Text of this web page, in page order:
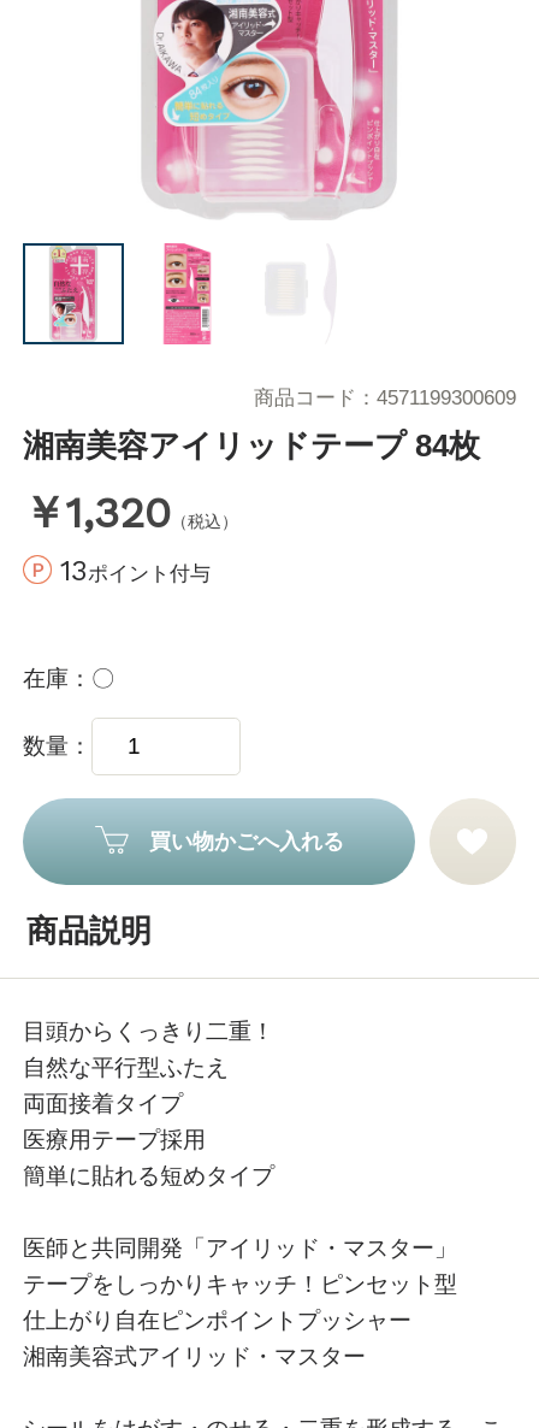
湘南美容アイリッドテープ 84枚
￥1,320 （税込）
13ポイント付与
商品コード 4571199300609
在庫 〇
数量
買い物かごへ入れる
商品説明
目頭からくっきり二重！
自然な平行型ふたえ
両面接着タイプ
医療用テープ採用
簡単に貼れる短めタイプ
医師と共同開発「アイリッド・マスター」
テープをしっかりキャッチ！ピンセット型
仕上がり自在ピンポイントプッシャー
湘南美容式アイリッド・マスター